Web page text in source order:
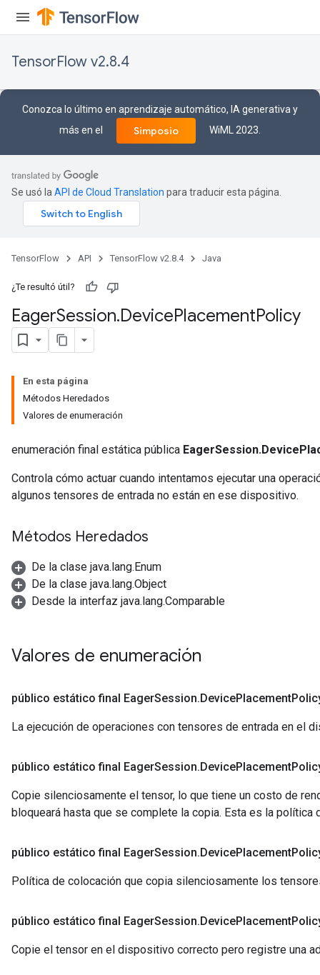
TensorFlow v2.8.4
Conozca lo último en aprendizaje automático, IA generativa y
más en el
Simposio WiML 2023.
Se usó la API de Cloud Translation para traducir esta página.
TensorFlow API TensorFlow v2.8.4 Java
¿Te resultó útil?
EagerSession.DevicePlacementPolicy
En esta página
Métodos Heredados
Valores de enumeración
enumeración final estática pública
Controla cómo actuar cuando intentamos ejecutar una
algunos tensores de entrada no están en ese dispositivo.
Métodos Heredados
De la clase java.lang.Enum
De la clase java.lang.Object
Desde la interfaz java.lang.Comparable
Valores de enumeración
público estático final EagerSession.DevicePlacement
La ejecución de operaciones con tensores de entrada en el
público estático final EagerSession.DevicePlacement
Copie silenciosamente el tensor, lo que tiene un costo de
bloqueará hasta que se complete la copia. Esta es la política
público estático final EagerSession.DevicePlacement
Política de colocación que copia silenciosamente los
público estático final EagerSession.DevicePlacement
Copie el tensor en el dispositivo correcto pero registre una